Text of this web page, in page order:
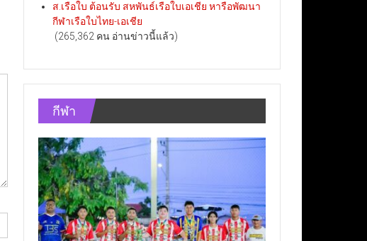
ส.เรือใบ ต้อนรับ สหพันธ์เรือใบเอเชีย หารือพัฒนา
กีฬาเรือใบไทย-เอเชีย
(265,362 คน อ่านข่าวนี้แล้ว)
กีฬา